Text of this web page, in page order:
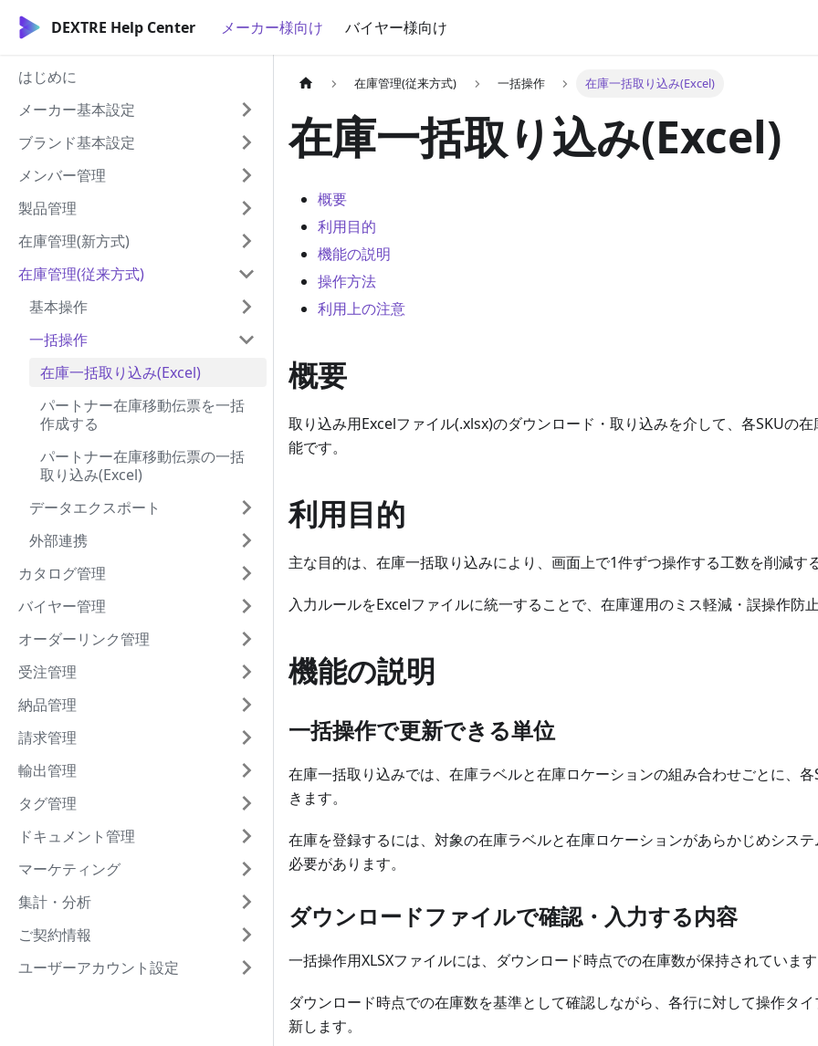
DEXTRE Help Center メーカー様向け バイヤー様向け
はじめに
メーカー基本設定
ブランド基本設定
メンバー管理
製品管理
在庫管理(新方式)
在庫管理(従来方式)
基本操作
一括操作
在庫一括取り込み(Excel)
パートナー在庫移動伝票を一括
作成する
パートナー在庫移動伝票の一括
取り込み(Excel)
データエクスポート
外部連携
カタログ管理
バイヤー管理
オーダーリンク管理
受注管理
納品管理
請求管理
輸出管理
タグ管理
ドキュメント管理
マーケティング
集計・分析
ご契約情報
ユーザーアカウント設定
在庫管理(従来方式) 一括操作 在庫一括取り込み(Excel)
在庫一括取り込み(Excel)
概要
利用目的
機能の説明
操作方法
利用上の注意
概要
取り込み用Excelファイル(.xlsx)のダウンロード・取り込みを介して、各SKUの
能です。
利用目的
主な目的は、在庫一括取り込みにより、画面上で1件ずつ操作する工数を削減す
入力ルールをExcelファイルに統一することで、在庫運用のミス軽減・誤操作防
機能の説明
一括操作で更新できる単位
在庫一括取り込みでは、在庫ラベルと在庫ロケーションの組み合わせごとに、
きます。
在庫を登録するには、対象の在庫ラベルと在庫ロケーションがあらかじめシス
必要があります。
ダウンロードファイルで確認・入力する内容
一括操作用XLSXファイルには、ダウンロード時点での在庫数が保持されています
ダウンロード時点での在庫数を基準として確認しながら、各行に対して操作タ
新します。